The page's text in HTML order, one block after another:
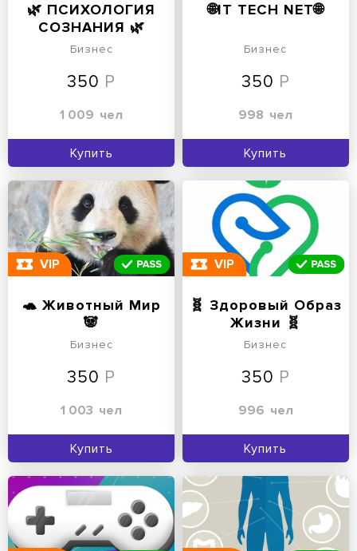
🌿 ПСИХОЛОГИЯ
СОЗНАНИЯ 🌿
Бизнес
350
1 009 чел
Купить
🌐IT TECH NET🌐
Бизнес
350
998 чел
Купить
VIP
🐢 Животный Мир
🐼
Бизнес
350
1 003 чел
Купить
VIP
🧬 Здоровый Образ
Жизни 🧬
Бизнес
350
996 чел
Купить